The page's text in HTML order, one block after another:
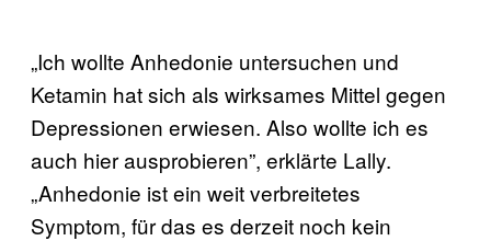
„Ich wollte Anhedonie untersuchen und
Ketamin hat sich als wirksames Mittel gegen
Depressionen erwiesen. Also wollte ich es
auch hier ausprobieren”, erklärte Lally.
„Anhedonie ist ein weit verbreitetes
Symptom, für das es derzeit noch kein